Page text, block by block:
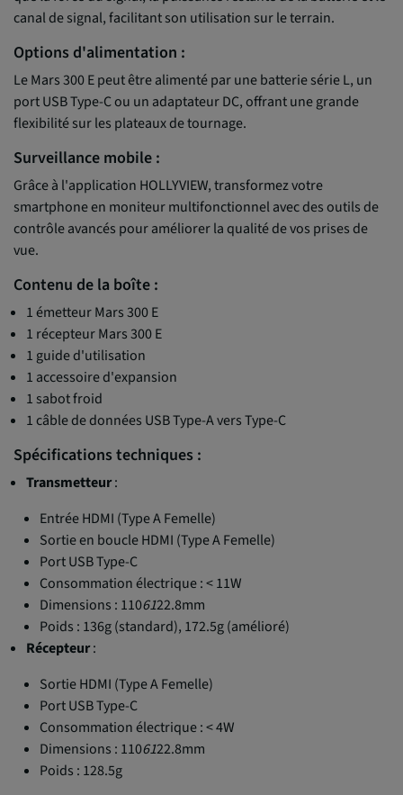
canal de signal, facilitant son utilisation sur le terrain.
Options d'alimentation :
Le Mars 300 E peut être alimenté par une batterie série L, un
port USB Type-C ou un adaptateur DC, offrant une grande
flexibilité sur les plateaux de tournage.
Surveillance mobile :
Grâce à l'application HOLLYVIEW, transformez votre
smartphone en moniteur multifonctionnel avec des outils de
contrôle avancés pour améliorer la qualité de vos prises de
vue.
Contenu de la boîte :
1 émetteur Mars 300 E
1 récepteur Mars 300 E
1 guide d'utilisation
1 accessoire d'expansion
1 sabot froid
1 câble de données USB Type-A vers Type-C
Spécifications techniques :
Transmetteur:
Entrée HDMI (Type A Femelle)
Sortie en boucle HDMI (Type A Femelle)
Port USB Type-C
Consommation électrique : < 11W
Dimensions : 1106122.8mm
Poids : 136g (standard), 172.5g (amélioré)
Récepteur:
Sortie HDMI (Type A Femelle)
Port USB Type-C
Consommation électrique : < 4W
Dimensions : 1106122.8mm
Poids : 128.5g